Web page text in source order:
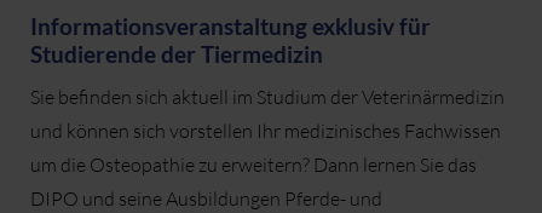
Informationsveranstaltung exklusiv für
Studierende der Tiermedizin
Sie befinden sich aktuell im Studium der Veterinärmedizin
und können sich vorstellen Ihr medizinisches Fachwissen
um die Osteopathie zu erweitern? Dann lernen Sie das
DIPO und seine Ausbildungen Pferde- und